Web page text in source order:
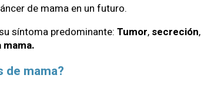
de mama en un futuro.
síntoma predominante: Tumor, secreción,
de mama?